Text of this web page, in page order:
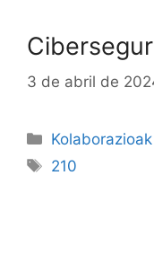
3 de abril de
Kolaborazioak
210